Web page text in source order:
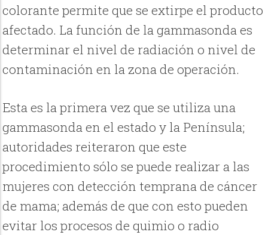
colorante permite que se extirpe el producto
afectado. La función de la gammasonda es
determinar el nivel de radiación o nivel de
contaminación en la zona de operación.
Esta es la primera vez que se utiliza una
gammasonda en el estado y la Península;
autoridades reiteraron que este
procedimiento sólo se puede realizar a las
mujeres con detección temprana de cáncer
de mama; además de que con esto pueden
evitar los procesos de quimio o radio